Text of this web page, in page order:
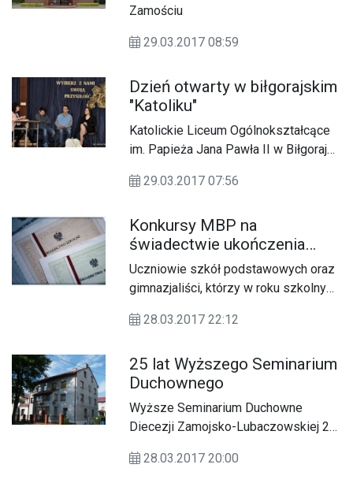
Zamościu
29.03.2017 08:59
Dzień otwarty w biłgorajskim
"Katoliku"
Katolickie Liceum Ogólnokształcące
im. Papieża Jana Pawła II w Biłgoraju
ponadgimnazjalna w naszej diecezji.
29.03.2017 07:56
Konkursy MBP na
świadectwie ukończenia
szkoły
Uczniowie szkół podstawowych oraz
gimnazjaliści, którzy w roku szkolnym
konkursów organizowanych przez
Władysława Broniewskiego w
Lubaczowie, mogą zamieścić je na
świadectwie ukończenia szkoły.
28.03.2017 22:12
25 lat Wyższego Seminarium
Duchownego
Wyższe Seminarium Duchowne
Diecezji Zamojsko-Lubaczowskiej 28
istnienia. Powołanie tego miejsca było
28.03.2017 20:00